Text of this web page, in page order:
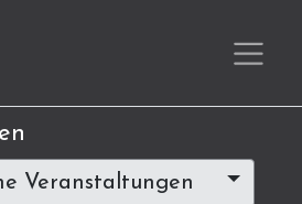
Veranstaltungen